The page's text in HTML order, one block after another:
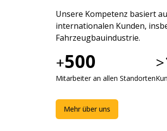
Unsere Kompetenz basiert
internationalen Kunden,
Fahrzeugbauindustrie.
+500
Mitarbeiter an allen Standorten
>
Mehr über uns